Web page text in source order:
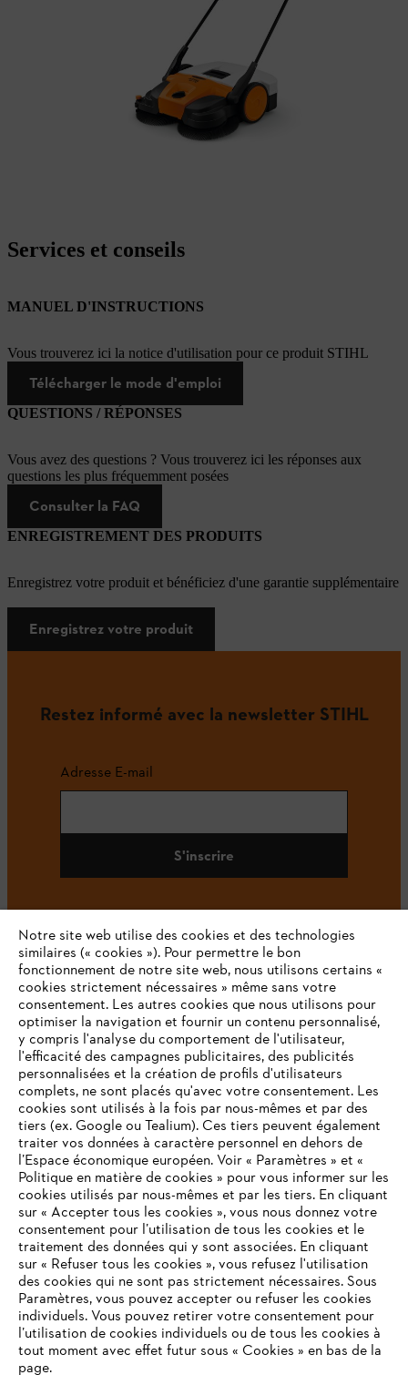
Services et conseils
MANUEL D'INSTRUCTIONS
Vous trouverez ici la notice d'utilisation pour ce produit STIHL
Télécharger le mode d'emploi
QUESTIONS / RÉPONSES
Vous avez des questions ? Vous trouverez ici les réponses aux
questions les plus fréquemment posées
Consulter la FAQ
ENREGISTREMENT DES PRODUITS
Enregistrez votre produit et bénéficiez d'une garantie supplémentaire
Enregistrez votre produit
Restez informé avec la newsletter STIHL
Adresse E-mail
S'inscrire
#STIHL
L'Entreprise
STIHL FAQ
Contact
Politique de protection des données
VOTRE NAVIGATEUR INTERNET
N'EST PLUS PRIS EN CHARGE
Vous utilisez un navigateur Internet que nous ne prenons plus
en charge, et certaines fonctionnalités de notre site ne
peuvent fonctionner correctement. Pour une utilisation
Notre site web utilise des cookies et des technologies
similaires (« cookies »). Pour permettre le bon
fonctionnement de notre site web, nous utilisons certains «
cookies strictement nécessaires » même sans votre
consentement. Les autres cookies que nous utilisons pour
optimiser la navigation et fournir un contenu personnalisé,
y compris l'analyse du comportement de l'utilisateur,
l'efficacité des campagnes publicitaires, des publicités
personnalisées et la création de profils d'utilisateurs
complets, ne sont placés qu'avec votre consentement. Les
cookies sont utilisés à la fois par nous-mêmes et par des
tiers (ex. Google ou Tealium). Ces tiers peuvent également
traiter vos données à caractère personnel en dehors de
l’Espace économique européen. Voir « Paramètres » et «
Politique en matière de cookies » pour vous informer sur les
cookies utilisés par nous-mêmes et par les tiers. En cliquant
sur « Accepter tous les cookies », vous nous donnez votre
consentement pour l’utilisation de tous les cookies et le
traitement des données qui y sont associées. En cliquant
sur « Refuser tous les cookies », vous refusez l'utilisation
des cookies qui ne sont pas strictement nécessaires. Sous
Paramètres, vous pouvez accepter ou refuser les cookies
individuels. Vous pouvez retirer votre consentement pour
l’utilisation de cookies individuels ou de tous les cookies à
tout moment avec effet futur sous « Cookies » en bas de la
page.